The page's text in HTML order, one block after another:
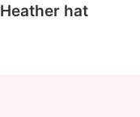
Heather hat